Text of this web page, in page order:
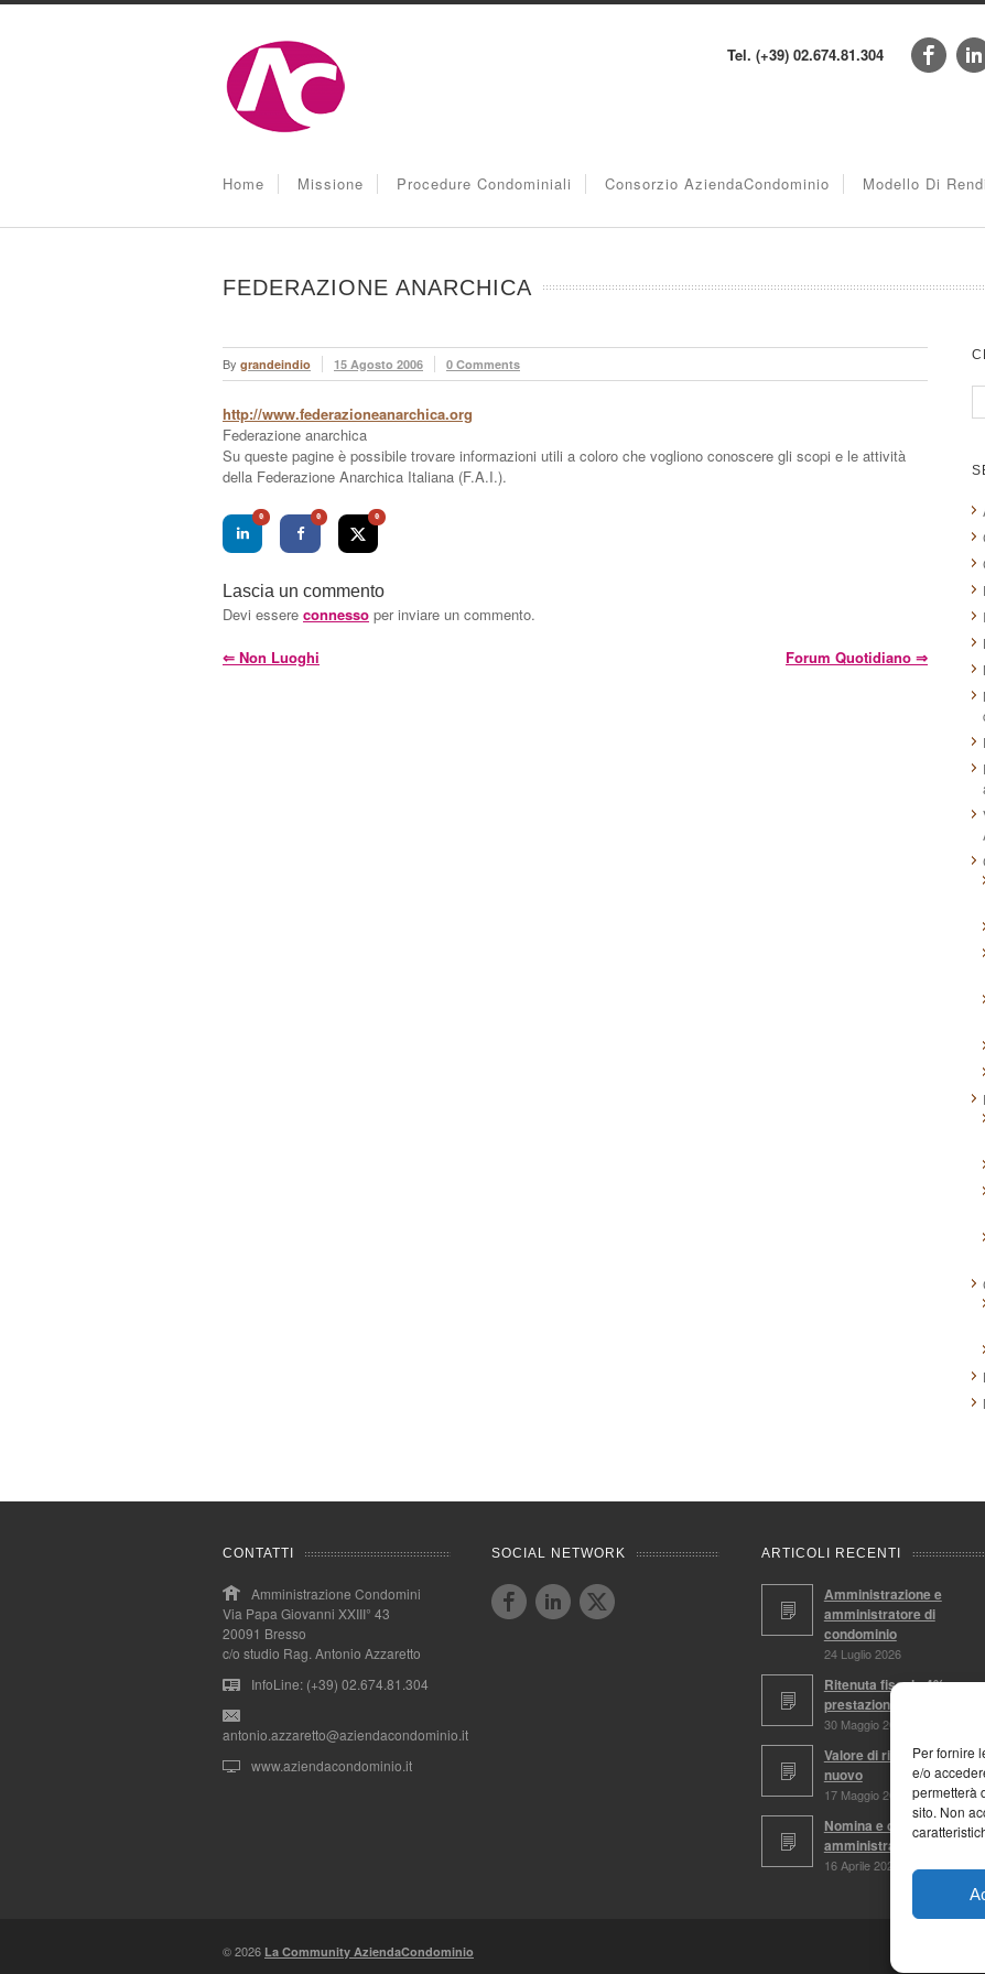
Per fornire
e/o
permetterà
sito. Non
Tel. (+39) 02.674.81.304
Home Missione Procedure Condominiali Consorzio AziendaCondominio Modello Di
FEDERAZIONE ANARCHICA
By grandeindio 15 Agosto 2006 0 Comments
http://www.federazioneanarchica.org
Federazione anarchica
Su queste pagine è possibile trovare informazioni utili a coloro che vogliono conoscere gli scopi e le attività
della Federazione Anarchica Italiana (F.A.I.).
0 0 0
Lascia un commento
Devi essere connesso per inviare un commento.
⇐ Non Luoghi Forum Quotidiano ⇒
CONTATTI
Amministrazione Condomini
Via Papa Giovanni XXIII° 43
20091 Bresso
c/o studio Rag. Antonio Azzaretto
InfoLine: (+39) 02.674.81.304
antonio.azzaretto@aziendacondominio.it
www.aziendacondominio.it
SOCIAL NETWORK ARTICOLI RECENTI
Amministrazione e
amministratore di
condominio
24 Luglio 2026
Ritenuta fiscale 4%,
prestazioni soggette
30 Maggio 2026
Valore di ricostruzione a
nuovo
17 Maggio 2026
Nomina e conferma
amministratore
16 Aprile 2026
© 2026 La Community AziendaCondominio